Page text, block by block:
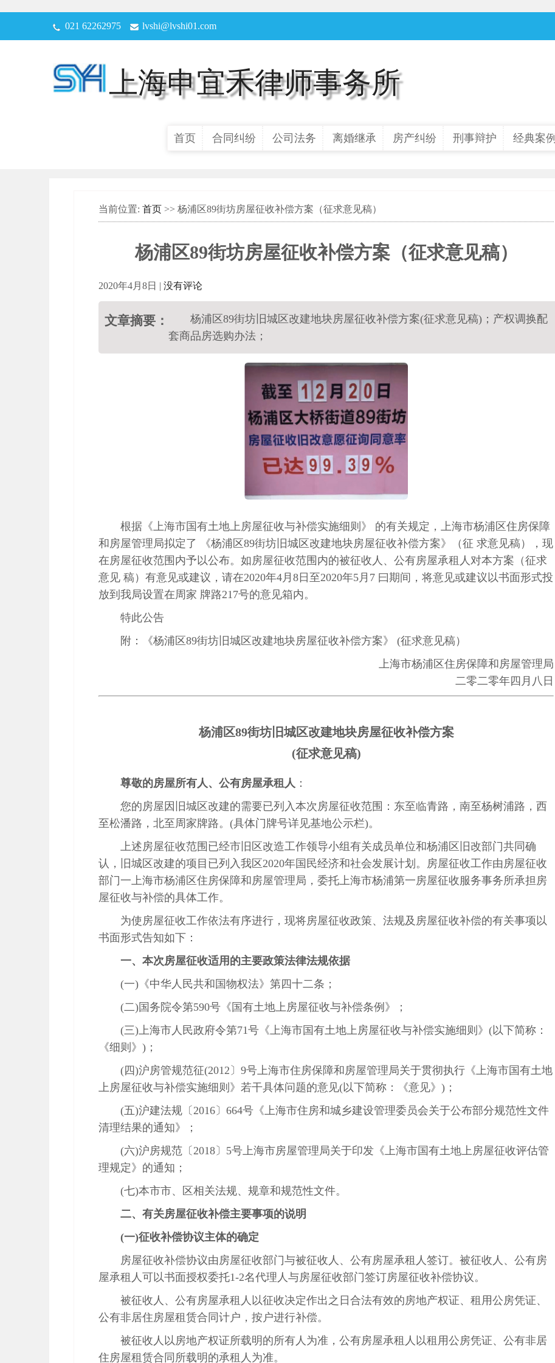
021 62262975 lvshi@lvshi01.com
上海申宜禾律师事务所
首页 合同纠纷 公司法务 离婚继承 房产纠纷 刑事辩护 经典案例
当前位置: 首页 >> 杨浦区89街坊房屋征收补偿方案（征求意见稿）
杨浦区89街坊房屋征收补偿方案（征求意见稿）
2020年4月8日 | 没有评论
文章摘要：
杨浦区89街坊旧城区改建地块房屋征收补偿方案(征求意见稿)；产权调换配
套商品房选购办法；
根据《上海市国有土地上房屋征收与补偿实施细则》 的有关规定，上海市杨浦区住房保障
和房屋管理局拟定了 《杨浦区89街坊旧城区改建地块房屋征收补偿方案》（征 求意见稿），现
在房屋征收范围内予以公布。如房屋征收范围内的被征收人、公有房屋承租人对本方案（征求
意见 稿）有意见或建议，请在2020年4月8日至2020年5月7 曰期间，将意见或建议以书面形式投
放到我局设置在周家 牌路217号的意见箱内。
特此公告
附：《杨浦区89街坊旧城区改建地块房屋征收补偿方案》 (征求意见稿）
上海市杨浦区住房保障和房屋管理局
二零二零年四月八日
杨浦区89街坊旧城区改建地块房屋征收补偿方案
(征求意见稿)
尊敬的房屋所有人、公有房屋承租人 ：
您的房屋因旧城区改建的需要已列入本次房屋征收范围：东至临青路，南至杨树浦路，西
至松潘路，北至周家牌路。(具体门牌号详见基地公示栏)。
上述房屋征收范围已经市旧区改造工作领导小组有关成员单位和杨浦区旧改部门共同确
认，旧城区改建的项目已列入我区2020年国民经济和社会发展计划。房屋征收工作由房屋征收
部门一上海市杨浦区住房保障和房屋管理局，委托上海市杨浦第一房屋征收服务事务所承担房
屋征收与补偿的具体工作。
为使房屋征收工作依法有序进行，现将房屋征收政策、法规及房屋征收补偿的有关事项以
书面形式告知如下：
一、本次房屋征收适用的主要政策法律法规依据
(一)《中华人民共和国物权法》第四十二条；
(二)国务院令第590号《国有土地上房屋征收与补偿条例》；
(三)上海市人民政府令第71号《上海市国有土地上房屋征收与补偿实施细则》(以下简称：
《细则》)；
(四)沪房管规范征(2012〕9号上海市住房保障和房屋管理局关于贯彻执行《上海市国有土地
上房屋征收与补偿实施细则》若干具体问题的意见(以下简称：《意见》)；
(五)沪建法规〔2016〕664号《上海市住房和城乡建设管理委员会关于公布部分规范性文件
清理结果的通知》；
(六)沪房规范〔2018〕5号上海市房屋管理局关于印发《上海市国有土地上房屋征收评估管
理规定》的通知；
(七)本市市、区相关法规、规章和规范性文件。
二、有关房屋征收补偿主要事项的说明
(一)征收补偿协议主体的确定
房屋征收补偿协议由房屋征收部门与被征收人、公有房屋承租人签订。被征收人、公有房
屋承租人可以书面授权委托1-2名代理人与房屋征收部门签订房屋征收补偿协议。
被征收人、公有房屋承租人以征收决定作出之日合法有效的房地产权证、租用公房凭证、
公有非居住房屋租赁合同计户，按户进行补偿。
被征收人以房地产权证所载明的所有人为准，公有房屋承租人以租用公房凭证、公有非居
住房屋租赁合同所载明的承租人为准。